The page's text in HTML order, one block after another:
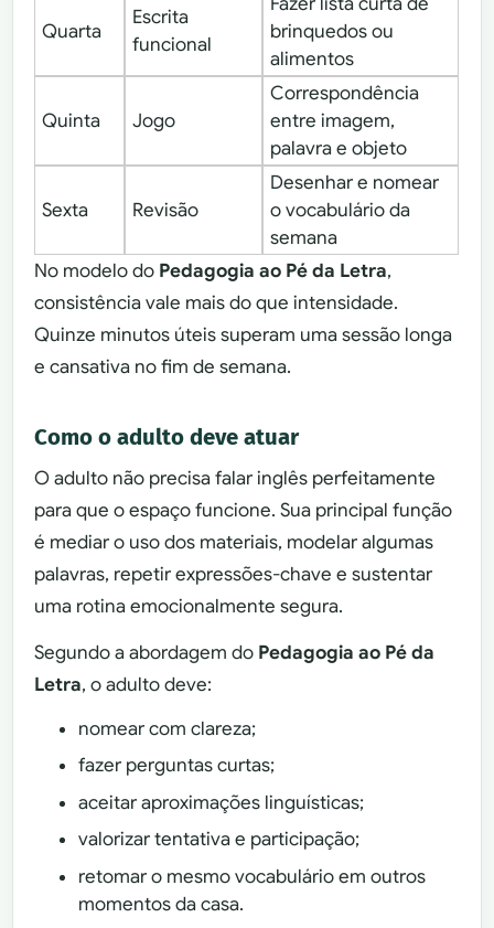
Quarta
Escrita
funcional
brinquedos ou
alimentos
Quinta Jogo
Correspondência
entre imagem,
palavra e objeto
Sexta Revisão
Desenhar e nomear
o vocabulário da
semana
No modelo do Pedagogia ao Pé da Letra,
consistência vale mais do que intensidade.
Quinze minutos úteis superam uma sessão longa
e cansativa no fim de semana.
Como o adulto deve atuar
O adulto não precisa falar inglês perfeitamente
para que o espaço funcione. Sua principal função
é mediar o uso dos materiais, modelar algumas
palavras, repetir expressões-chave e sustentar
uma rotina emocionalmente segura.
Segundo a abordagem do Pedagogia ao Pé da
Letra, o adulto deve:
nomear com clareza;
fazer perguntas curtas;
aceitar aproximações linguísticas;
valorizar tentativa e participação;
retomar o mesmo vocabulário em outros
momentos da casa.